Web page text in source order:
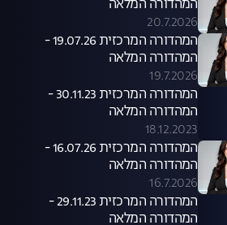
המהדורה המלאה
20.7.2026
המהדורה המרכזית 19.07.26 -
המהדורה המלאה
19.7.2026
המהדורה המרכזית 30.11.23 -
המהדורה המלאה
18.12.2023
המהדורה המרכזית 16.07.26 -
המהדורה המלאה
16.7.2026
המהדורה המרכזית 29.11.23 -
המהדורה המלאה